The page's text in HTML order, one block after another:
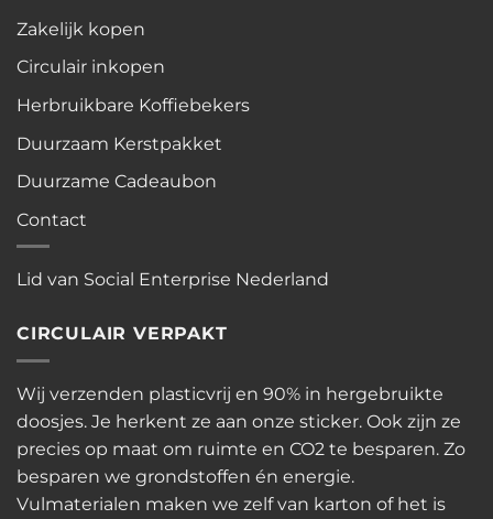
Zakelijk kopen
Circulair inkopen
Herbruikbare Koffiebekers
Duurzaam Kerstpakket
Duurzame Cadeaubon
Contact
Lid van Social Enterprise Nederland
CIRCULAIR VERPAKT
Wij verzenden plasticvrij en 90% in hergebruikte
doosjes. Je herkent ze aan onze sticker. Ook zijn ze
precies op maat om ruimte en CO2 te besparen. Zo
besparen we grondstoffen én energie.
Vulmaterialen maken we zelf van karton of het is